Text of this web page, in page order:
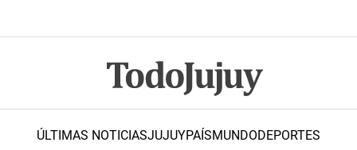
ÚLTIMAS NOTICIASJUJUYPAÍSMUNDODEPORTES